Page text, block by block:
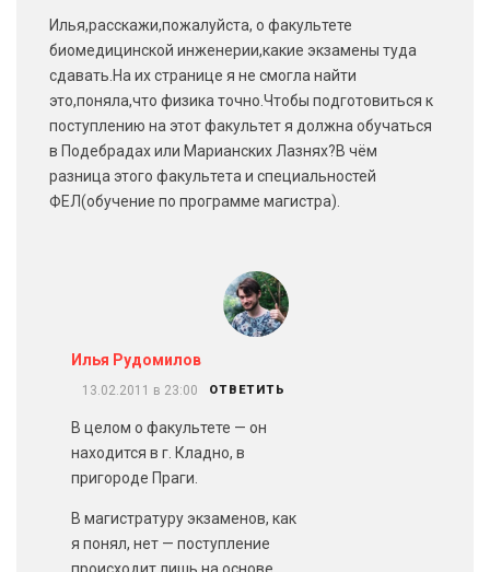
Илья,расскажи,пожалуйста, о факультете
биомедицинской инженерии,какие экзамены туда
сдавать.На их странице я не смогла найти
это,поняла,что физика точно.Чтобы подготовиться к
поступлению на этот факультет я должна обучаться
в Подебрадах или Марианских Лазнях?В чём
разница этого факультета и специальностей
ФЕЛ(обучение по программе магистра).
Илья Рудомилов
13.02.2011 в 23:00 ОТВЕТИТЬ
В целом о факультете — он
находится в г. Кладно, в
пригороде Праги.
В магистратуру экзаменов, как
я понял, нет — поступление
происходит лишь на основе